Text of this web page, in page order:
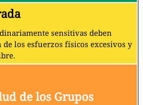
sensitivas deben
los esfuerzos físicos excesivos y
de los Grupos